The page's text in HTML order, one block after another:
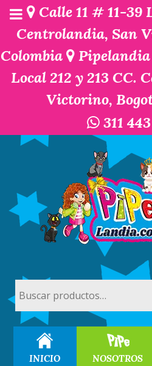
Calle 11 # 11-39
Centrolandia, San
Colombia
Pipelandia
Local 212 y 213 CC.
Victorino,
311
por:
INICIO NOSOTROS